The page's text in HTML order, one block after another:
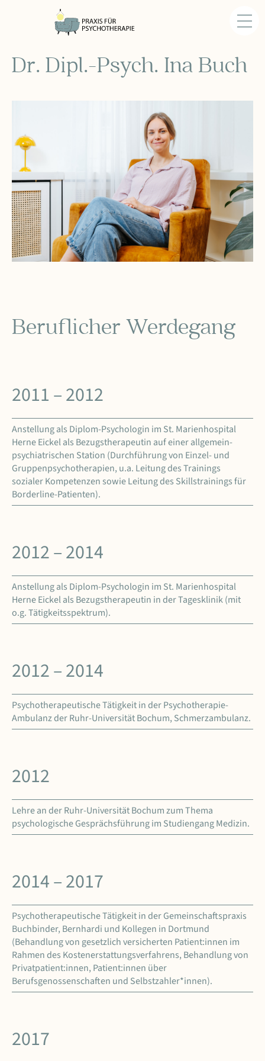
Dr. Dipl.-Psych. Ina Buch
Beruflicher Werdegang
2011 – 2012
Anstellung als Diplom-Psychologin im St. Marienhospital
Herne Eickel als Bezugstherapeutin auf einer allgemein-
psychiatrischen Station (Durchführung von Einzel- und
Gruppenpsychotherapien, u.a. Leitung des Trainings
sozialer Kompetenzen sowie Leitung des Skillstrainings für
Borderline-Patienten).
2012 – 2014
Anstellung als Diplom-Psychologin im St. Marienhospital
Herne Eickel als Bezugstherapeutin in der Tagesklinik (mit
o.g. Tätigkeitsspektrum).
2012 – 2014
Psychotherapeutische Tätigkeit in der Psychotherapie-
Ambulanz der Ruhr-Universität Bochum, Schmerzambulanz.
2012
Lehre an der Ruhr-Universität Bochum zum Thema
psychologische Gesprächsführung im Studiengang Medizin.
2014 – 2017
Psychotherapeutische Tätigkeit in der Gemeinschaftspraxis
Buchbinder, Bernhardi und Kollegen in Dortmund
(Behandlung von gesetzlich versicherten Patient:innen im
Rahmen des Kostenerstattungsverfahrens, Behandlung von
Privatpatient:innen, Patient:innen über
Berufsgenossenschaften und Selbstzahler*innen).
2017